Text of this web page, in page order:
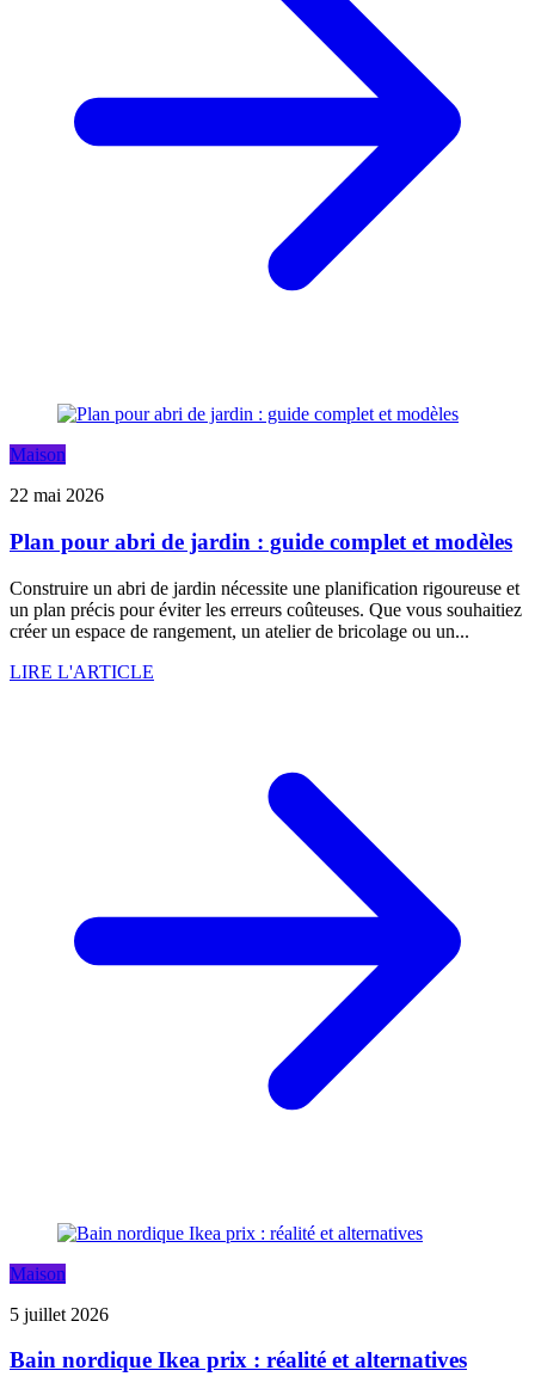
Maison
22 mai 2026
Plan pour abri de jardin : guide complet et modèles
Construire un abri de jardin nécessite une planification rigoureuse et
un plan précis pour éviter les erreurs coûteuses. Que vous souhaitiez
créer un espace de rangement, un atelier de bricolage ou un...
LIRE L'ARTICLE
Maison
5 juillet 2026
Bain nordique Ikea prix : réalité et alternatives